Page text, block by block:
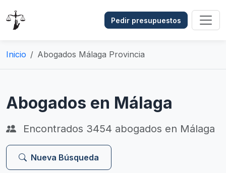
Pedir presupuestos
Inicio Abogados Málaga Provincia
Abogados en Málaga
Encontrados 3454 abogados en Málaga
Nueva Búsqueda